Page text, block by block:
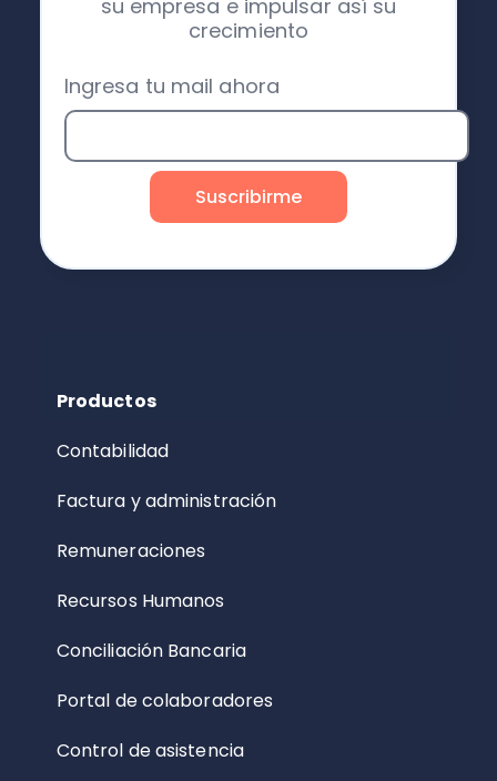
su empresa e impulsar así su
crecimiento
Ingresa tu mail ahora
Productos
Contabilidad
Factura y administración
Remuneraciones
Recursos Humanos
Conciliación Bancaria
Portal de colaboradores
Control de asistencia